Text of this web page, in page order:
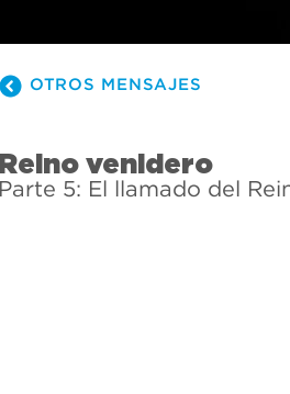
OTROS MENSAJES
Reino venidero
Parte 5: El llamado del